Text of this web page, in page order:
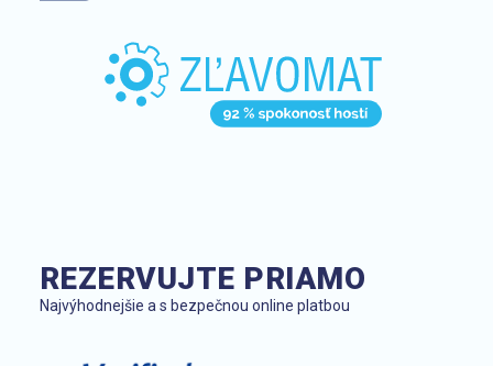
REZERVUJTE PRIAMO
Najvýhodnejšie a s bezpečnou online platbou